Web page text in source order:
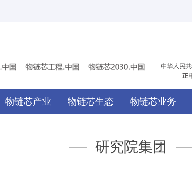
物链芯产业 物链芯生态 物链芯业务
研究院集团